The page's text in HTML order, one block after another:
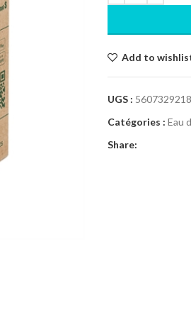
Add to
UGS :
Catégories : Eau
Share: